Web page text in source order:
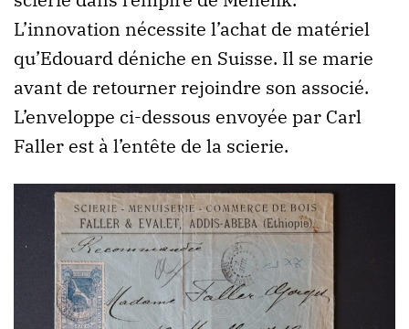
L’innovation nécessite l’achat de matériel
qu’Edouard déniche en Suisse. Il se marie
avant de retourner rejoindre son associé.
L’enveloppe ci-dessous envoyée par Carl
Faller est à l’entête de la scierie.